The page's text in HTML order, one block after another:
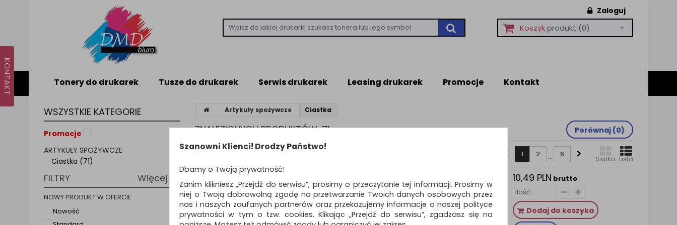
Zaloguj
Koszykprodukt (0)
Tonery do drukarek Tusze do drukarek Serwis drukarek Leasing drukarek Promocje Kontakt
WSZYSTKIE KATEGORIE
Promocje
ARTYKUŁY SPOŻYWCZE
Ciastka (71)
FILTRY Więcej
NOWY PRODUKT W OFERCIE
Nowość
Artykuły spożywcze Ciastka
ZNALEZIONYCH PRODUKTÓW: 71 Porównaj (0)
Siatka Lista
1 2 ... 6
g
Ciastka zbożowe o smaku kakaowym z
kawałkami czekolady…
10,49 PLN brutto
Dodaj do koszyka
Szanowni Klienci! Drodzy Państwo!
Dbamy o Twoją prywatność!
Zanim klikniesz „Przejdź do serwisu”, prosimy o przeczytanie tej informacji. Prosimy w
niej o Twoją dobrowolną zgodę na przetwarzanie Twoich danych osobowych przez
nas i naszych zaufanych partnerów oraz przekazujemy informacje o naszej polityce
prywatności w tym o tzw. cookies. Klikając „Przejdź do serwisu”, zgadzasz się na